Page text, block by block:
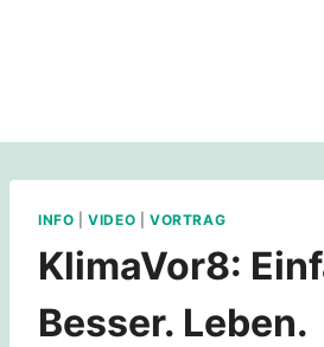
INFO |VIDEO VORTRAG
KlimaVor8:
Besser. Leben.